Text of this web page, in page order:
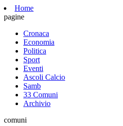
Home
pagine
Cronaca
Economia
Politica
Sport
Eventi
Ascoli Calcio
Samb
33 Comuni
Archivio
comuni